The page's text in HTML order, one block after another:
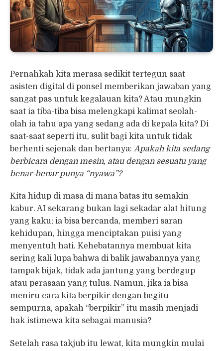
Pernahkah kita merasa sedikit tertegun saat
asisten digital di ponsel memberikan jawaban yang
sangat pas untuk kegalauan kita? Atau mungkin
saat ia tiba-tiba bisa melengkapi kalimat seolah-
olah ia tahu apa yang sedang ada di kepala kita? Di
saat-saat seperti itu, sulit bagi kita untuk tidak
berhenti sejenak dan bertanya: Apakah kita sedang
berbicara dengan mesin, atau dengan sesuatu yang
benar-benar punya “nyawa”?
Kita hidup di masa di mana batas itu semakin
kabur. AI sekarang bukan lagi sekadar alat hitung
yang kaku; ia bisa bercanda, memberi saran
kehidupan, hingga menciptakan puisi yang
menyentuh hati. Kehebatannya membuat kita
sering kali lupa bahwa di balik jawabannya yang
tampak bijak, tidak ada jantung yang berdegup
atau perasaan yang tulus. Namun, jika ia bisa
meniru cara kita berpikir dengan begitu
sempurna, apakah “berpikir” itu masih menjadi
hak istimewa kita sebagai manusia?
Setelah rasa takjub itu lewat, kita mungkin mulai